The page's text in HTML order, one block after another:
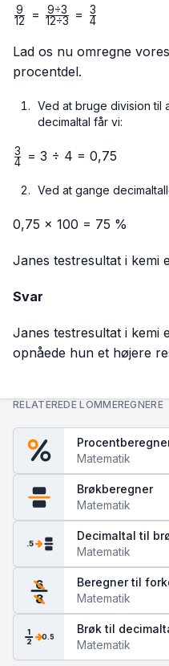
\frac{9}
12
9 = \frac{9
{12 ÷
3}
12÷3
9÷3 = \frac{3}
4
3
Lad os nu omregne
procentdel.
Ved at bruge division til
decimaltal får vi:
\frac{3}
4
3 = 3 ÷ 4 = 0,75
Ved at gange
0,75 × 100 = 75 %
Janes testresultat i kemi
Svar
Janes testresultat i kemi
opnåede hun et højere
RELATEREDE LOMMEREGNERE
Matematik
Brøkberegner
Matematik
.5
Decimaltal til
Matematik
6
8
Beregner til
Matematik
1
2 0.5
Brøk til
Matematik